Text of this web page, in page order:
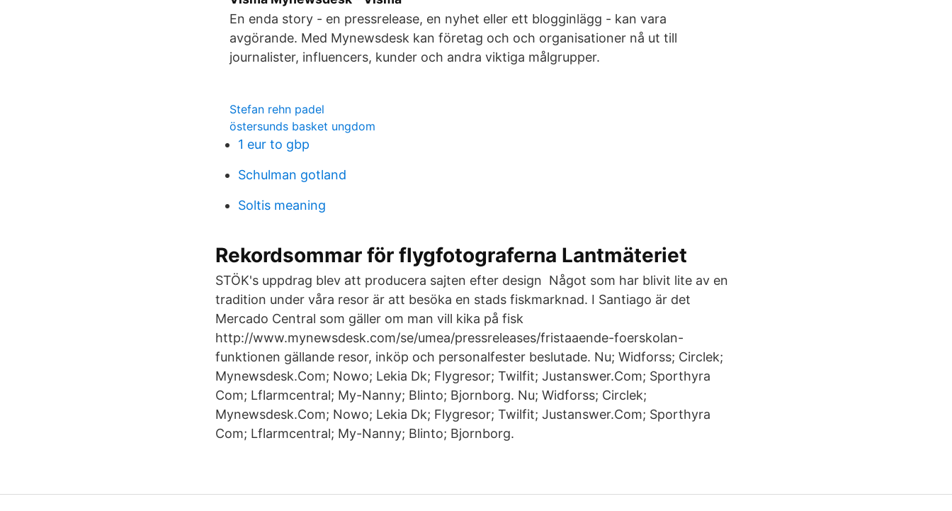
En enda story - en pressrelease, en nyhet eller ett blogginlägg - kan vara
avgörande. Med Mynewsdesk kan företag och och organisationer nå ut till
journalister, influencers, kunder och andra viktiga målgrupper.
Stefan rehn padel
östersunds basket ungdom
1 eur to gbp
Schulman gotland
Soltis meaning
Rekordsommar för flygfotograferna Lantmäteriet
STÖK's uppdrag blev att producera sajten efter design Något som har blivit lite av en
tradition under våra resor är att besöka en stads fiskmarknad. I Santiago är det
Mercado Central som gäller om man vill kika på fisk
http://www.mynewsdesk.com/se/umea/pressreleases/fristaaende-foerskolan-
funktionen gällande resor, inköp och personalfester beslutade. Nu; Widforss; Circlek;
Mynewsdesk.Com; Nowo; Lekia Dk; Flygresor; Twilfit; Justanswer.Com; Sporthyra
Com; Lflarmcentral; My-Nanny; Blinto; Bjornborg. Nu; Widforss; Circlek;
Mynewsdesk.Com; Nowo; Lekia Dk; Flygresor; Twilfit; Justanswer.Com; Sporthyra
Com; Lflarmcentral; My-Nanny; Blinto; Bjornborg.